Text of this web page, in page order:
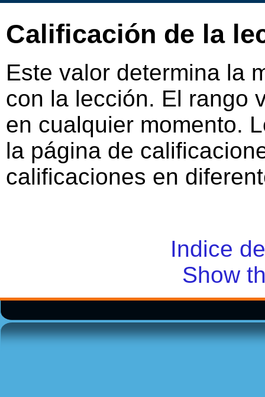
Calificación de la
Este valor determina la
con la lección. El rango
en cualquier momento.
la página de
calificaciones en
Indice
Show